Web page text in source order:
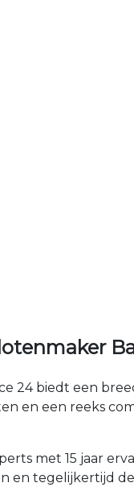
24 biedt een
en een reeks
met 15 jaar
en tegelijkertijd